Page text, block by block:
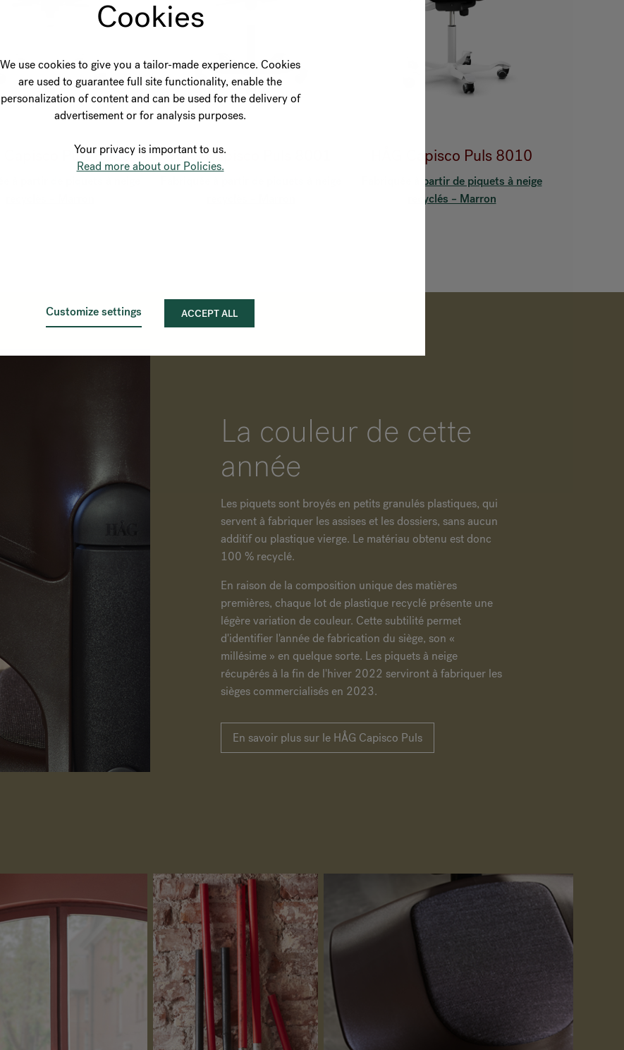
Cookies
We use cookies to give you a tailor-made experience. Cookies
are used to guarantee full site functionality, enable the
personalization of content and can be used for the delivery of
advertisement or for analysis purposes.
Your privacy is important to us.
Read more about our Policies.
Customize settings ACCEPT ALL
Capisco Puls 8020 HÅG Capisco Puls 8001 HÅG Capisco Puls 8010
Fabriquée à partir de piquets à neige
recyclés – Marron
La couleur de cette
année
Les piquets sont broyés en petits granulés plastiques, qui
servent à fabriquer les assises et les dossiers, sans aucun
additif ou plastique vierge. Le matériau obtenu est donc
100 % recyclé.
En raison de la composition unique des matières
premières, chaque lot de plastique recyclé présente une
légère variation de couleur. Cette subtilité permet
d'identifier l'année de fabrication du siège, son «
millésime » en quelque sorte. Les piquets à neige
récupérés à la fin de l'hiver 2022 serviront à fabriquer les
sièges commercialisés en 2023.
En savoir plus sur le HÅG Capisco Puls